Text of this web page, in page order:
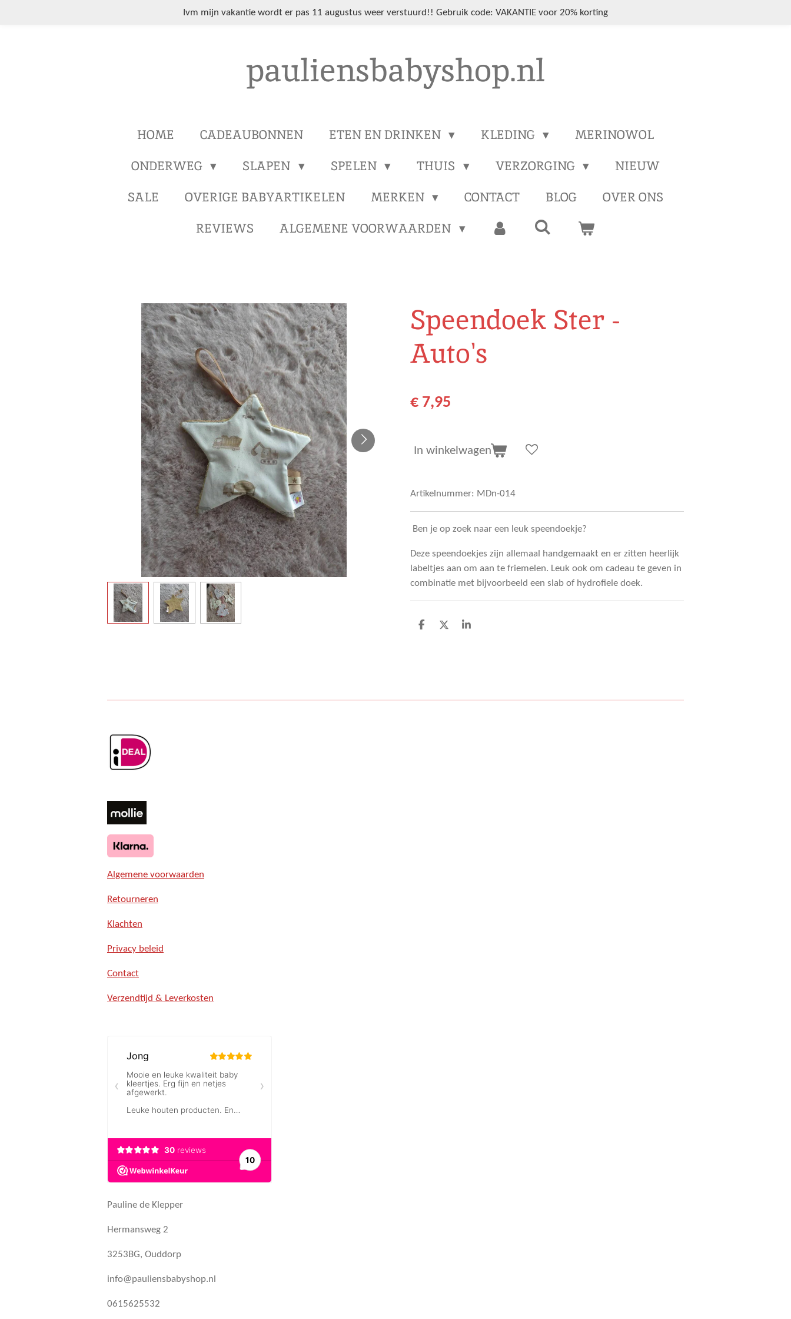
Ivm mijn vakantie wordt er pas 11 augustus weer verstuurd!! Gebruik code: VAKANTIE voor 20% korting
pauliensbabyshop.nl
HOME CADEAUBONNEN ETEN EN DRINKEN KLEDING
MERINOWOL
ONDERWEG
SLAPEN SPELEN THUIS VERZORGING
NIEUW
SALE
OVERIGE BABYARTIKELEN MERKEN CONTACT BLOG
OVER ONS
REVIEWS
ALGEMENE VOORWAARDEN
Speendoek Ster -
Auto's
€ 7,95
In winkelwagen
Artikelnummer: MDn-014
Ben je op zoek naar een leuk speendoekje?
Deze speendoekjes zijn allemaal handgemaakt en er zitten heerlijk
labeltjes aan om aan te friemelen. Leuk ook om cadeau te geven in
combinatie met bijvoorbeeld een slab of hydrofiele doek.
D
D
S
Algemene voorwaarden
Retourneren
Klachten
Privacy beleid
Contact
Verzendtijd & Leverkosten
Pauline de Klepper
Hermansweg 2
3253BG, Ouddorp
info@pauliensbabyshop.nl
0615625532